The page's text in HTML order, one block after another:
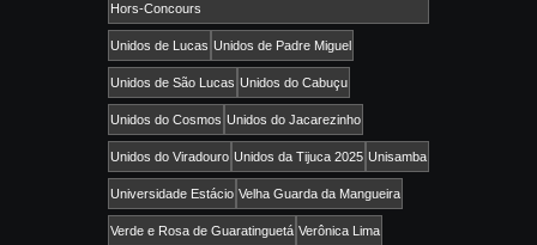
Hors-Concours
Unidos de Lucas Unidos de Padre Miguel
Unidos de São Lucas Unidos do Cabuçu
Unidos do Cosmos Unidos do Jacarezinho
Unidos do Viradouro Unidos da Tijuca 2025 Unisamba
Universidade Estácio Velha Guarda da Mangueira
Verde e Rosa de Guaratinguetá Verônica Lima